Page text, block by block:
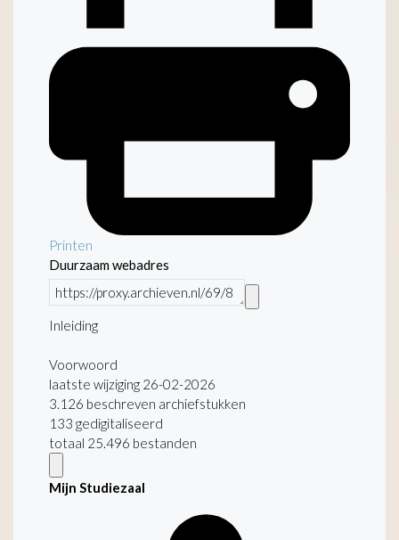
Printen
Duurzaam webadres
Inleiding
Voorwoord
laatste wijziging 26-02-2026
3.126 beschreven archiefstukken
133 gedigitaliseerd
totaal 25.496 bestanden
Mijn Studiezaal